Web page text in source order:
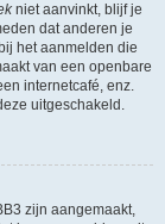
niet aanvinkt, blijf je
dat anderen je
het aanmelden die
van een openbare
internetcafé, enz.
uitgeschakeld.
zijn aangemaakt,